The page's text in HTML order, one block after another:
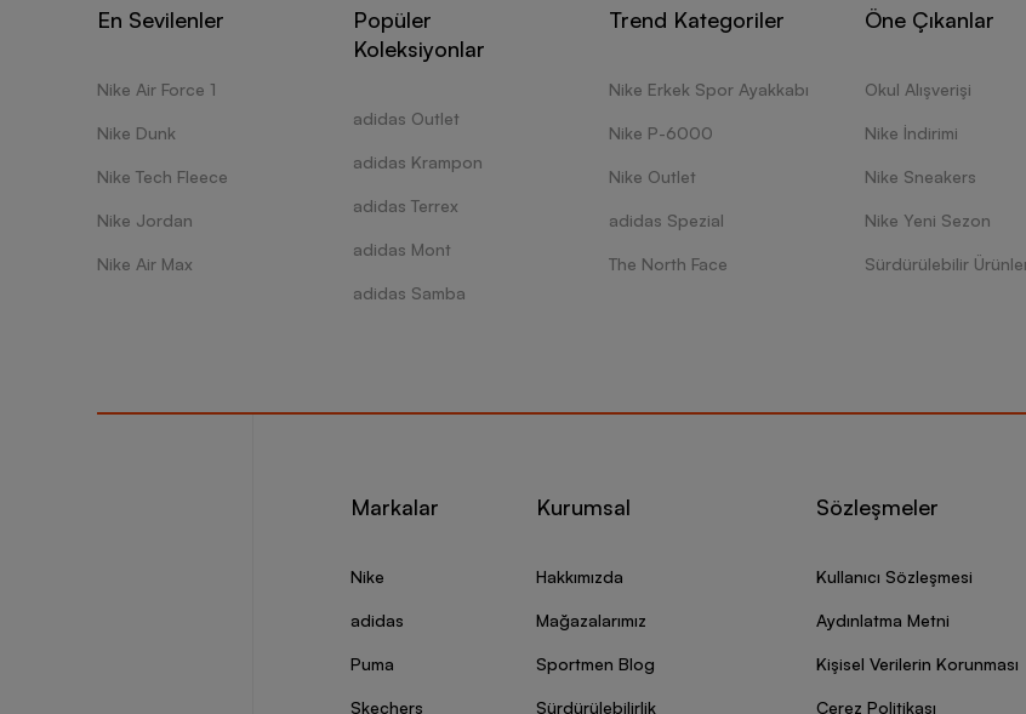
muhafaza ettikleri seçenekler olarak öne çıkıyor. Efsanevi NBA
çok sayıda amatör ve profesyonel basketbol oyuncusunun favori
ürünler ile LeBron James’in üstün karakterini deneyimlemek
havalandırma sunarken Dri-FIT teknolojisi uçuş sisteminizi etkin hale
terlemeye karşı tam konfor, özel Nike logosu, nem blokajı sağlayan
etmeniz ve etkili şutlar atabilmeniz için maksimum performans
taytlardan çoraplara, top ve sportif aksesuarlar da dahil olmak
kalitesini fonksiyonellik ve üretkenlik odaklı performans algısıyla
Nike Pro 3/4 Basketball Erkek Tayt
Nike Jordan Jumpman Diamond Erkek Şort
Nike Jordan Jumpman Classics Lightweight Fleece Trousers Erkek
Nike Jordan Stretch Short-Sleeve Crew Erkek Tişört
En Sevilenler
Nike Air Force 1
Nike Dunk
Nike Tech Fleece
Nike Jordan
Nike Air Max
Popüler
Koleksiyonlar
adidas Outlet
adidas Krampon
adidas Terrex
adidas Mont
adidas Samba
Trend Kategoriler
Nike Erkek Spor Ayakkabı
Nike P-6000
Nike Outlet
adidas Spezial
The North Face
Öne Çıkanlar
Okul Alışverişi
Nike İndirimi
Nike Sneakers
Nike Yeni Sezon
Sürdürülebilir
Markalar
Nike
adidas
Puma
Skechers
Kurumsal
Hakkımızda
Mağazalarımız
Sportmen Blog
Sürdürülebilirlik
Sözleşmeler
Kullanıcı Sözleşmesi
Aydınlatma Metni
Kişisel Verilerin Korunması
Çerez Politikası